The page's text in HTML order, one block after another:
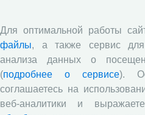
Объявления
Стартовал прием заявок
конкурс научно-
аспирантов!
Для оптимальной работы
файлы, а также сервис для
анализа данных о
(подробнее о сервисе).
соглашаетесь на
веб-аналитики и